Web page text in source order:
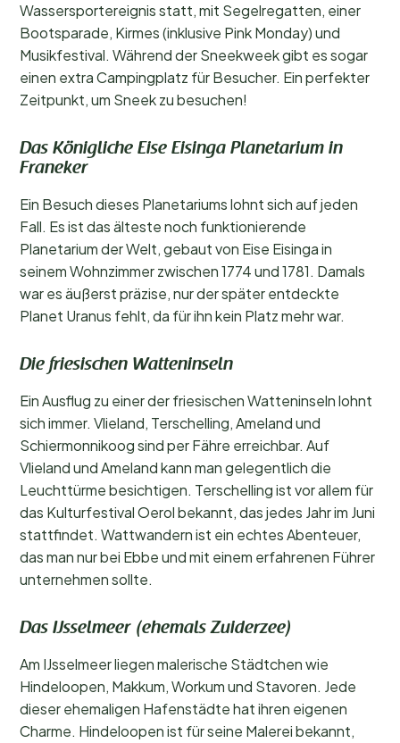
Wassersportereignis statt, mit Segelregatten, einer
Bootsparade, Kirmes (inklusive Pink Monday) und
Musikfestival. Während der Sneekweek gibt es sogar
einen extra Campingplatz für Besucher. Ein perfekter
Zeitpunkt, um Sneek zu besuchen!
Das Königliche Eise Eisinga Planetarium in
Franeker
Ein Besuch dieses Planetariums lohnt sich auf jeden
Fall. Es ist das älteste noch funktionierende
Planetarium der Welt, gebaut von Eise Eisinga in
seinem Wohnzimmer zwischen 1774 und 1781. Damals
war es äußerst präzise, nur der später entdeckte
Planet Uranus fehlt, da für ihn kein Platz mehr war.
Die friesischen Watteninseln
Ein Ausflug zu einer der friesischen Watteninseln lohnt
sich immer. Vlieland, Terschelling, Ameland und
Schiermonnikoog sind per Fähre erreichbar. Auf
Vlieland und Ameland kann man gelegentlich die
Leuchttürme besichtigen. Terschelling ist vor allem für
das Kulturfestival Oerol bekannt, das jedes Jahr im Juni
stattfindet. Wattwandern ist ein echtes Abenteuer,
das man nur bei Ebbe und mit einem erfahrenen Führer
unternehmen sollte.
Das IJsselmeer (ehemals Zuiderzee)
Am IJsselmeer liegen malerische Städtchen wie
Hindeloopen, Makkum, Workum und Stavoren. Jede
dieser ehemaligen Hafenstädte hat ihren eigenen
Charme. Hindeloopen ist für seine Malerei bekannt,